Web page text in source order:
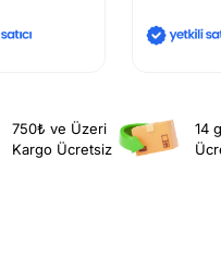
750₺ ve Üzeri
Kargo Ücretsiz
14